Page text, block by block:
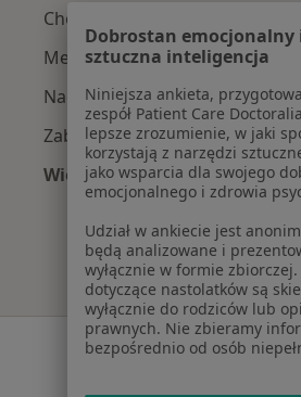
Choroby ginekologiczne w
Menopauza w Otwocku
Nadżerki szyjki macicy w
Zaburzenia miesiączkowania
Więcej (15)
Więcej w kategorii:
Serwis
Dobrostan emocjonalny
sztuczna inteligencja
Niniejsza ankieta,
zespół Patient Care
lepsze zrozumienie, w jaki
korzystają z narzędzi
jako wsparcia dla swojego
emocjonalnego i zdrowia
Udział w ankiecie jest
będą analizowane i
wyłącznie w formie zbiorczej.
dotyczące nastolatków są
wyłącznie do rodziców lub
prawnych. Nie zbieramy
bezpośrednio od osób